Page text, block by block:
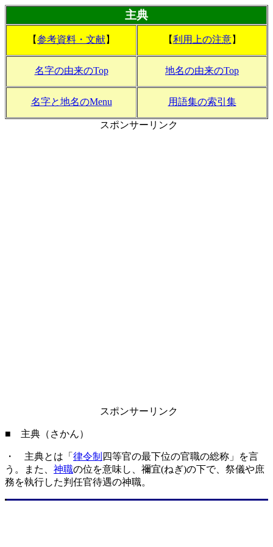
主典
【参考資料・文献】 【利用上の注意】
名字の由来のTop 地名の由来のTop
名字と地名のMenu 用語集の索引集
スポンサーリンク
スポンサーリンク
■ 主典（さかん）
・ 主典とは「 律令制 四等官の最下位の官職の総称」を言
う。また、 神職の位を意味し、禰宜(ねぎ)の下で、祭儀や庶
務を執行した判任官待遇の神職。